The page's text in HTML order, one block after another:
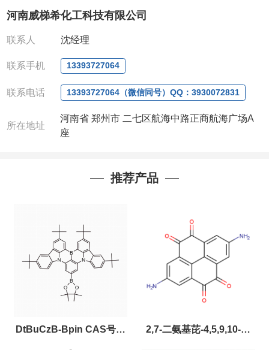
电话:0371-63377391/13393727064
QQ:3930072831
:13393727064
联系人: 沈晓东(欢迎致电
河南威梯希化工科技有限公司
联系人 沈经理
联系手机 13393727064
联系电话 13393727064（微信同号）QQ：3930072831
所在地址
河南省 郑州市 二七区航海中路正商航海广场A
座
推荐产品
DtBuCzB-Bpin CAS号： 2,7-二氨基芘-4,5,9,10-四